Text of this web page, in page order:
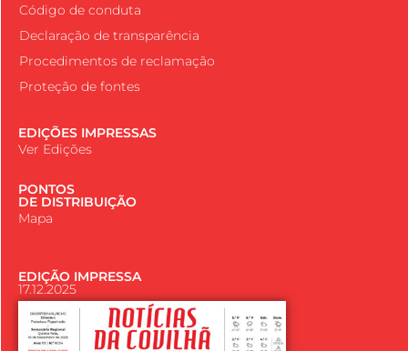
Código de conduta
Declaração de transparência
Procedimentos de reclamação
Proteção de fontes
EDIÇÕES IMPRESSAS
Ver Edições
PONTOS
DE DISTRIBUIÇÃO
Mapa
EDIÇÃO IMPRESSA
17.12.2025